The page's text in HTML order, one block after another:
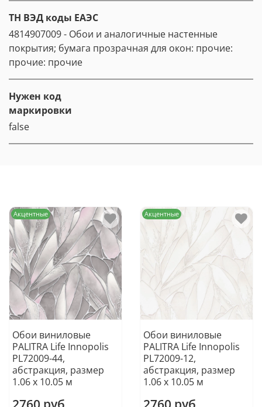
ТН ВЭД коды ЕАЭС
4814907009 - Обои и аналогичные настенные
покрытия; бумага прозрачная для окон: прочие:
прочие: прочие
Нужен код
маркировки
false
Акцентные
Обои виниловые
PALITRA Life Innopolis
PL72009-44,
абстракция, размер
1.06 х 10.05 м
Акцентные
Обои виниловые
PALITRA Life Innopolis
PL72009-12,
абстракция, размер
1.06 х 10.05 м